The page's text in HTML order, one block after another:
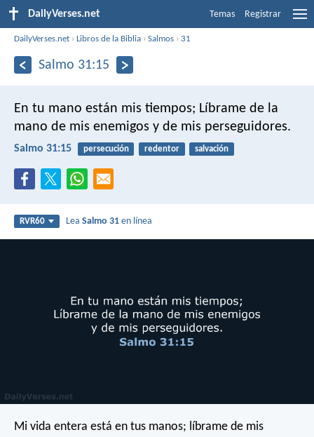
DailyVerses.net Temas Registrar
DailyVerses.net ›Libros de la Biblia ›Salmos ›31
Salmo 31:15
En tu mano están mis tiempos; Líbrame de la
mano de mis enemigos y de mis perseguidores.
Salmo 31:15 persecución redentor salvación
RVR60 LeaSalmo 31 en línea
Mi vida entera está en tus manos; líbrame de mis